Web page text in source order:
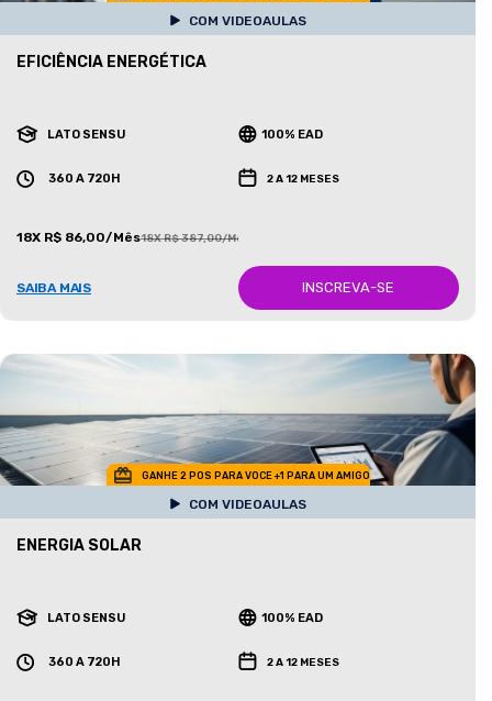
COM VIDEOAULAS
EFICIÊNCIA ENERGÉTICA
LATO SENSU 100% EAD
360 A 720H 2 A 12 MESES
18X R$ 86,00/Mês18X R$ 387,00/Mês
SAIBA MAIS INSCREVA-SE
GANHE 2 POS PARA VOCE +1 PARA UM AMIGO
COM VIDEOAULAS
ENERGIA SOLAR
LATO SENSU 100% EAD
360 A 720H 2 A 12 MESES